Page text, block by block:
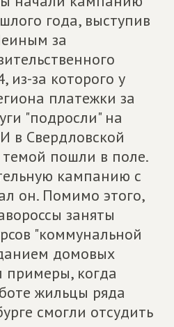
года, выступив
за
из-за которого у
платежки за
"подросли" на
в Свердловской
пошли в поле.
кампанию с
он. Помимо этого,
заняты
"коммунальной
домовых
примеры, когда
жильцы ряда
смогли отсудить